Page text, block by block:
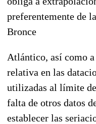
preferentemente de
Bronce
Atlántico, así como
relativa en las
utilizadas al límite
falta de otros datos
establecer las